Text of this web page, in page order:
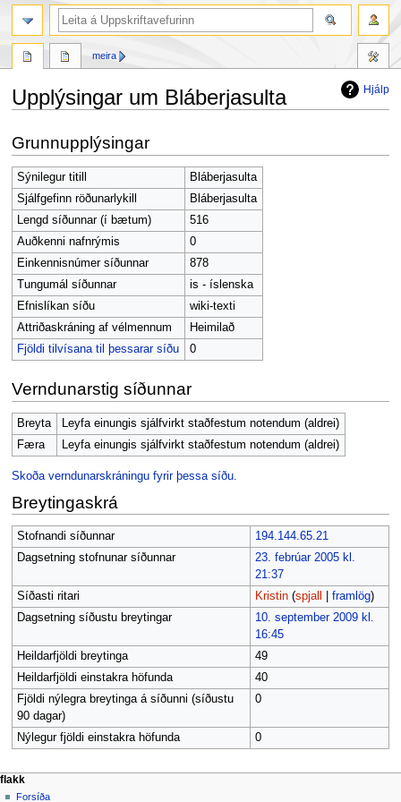
Hjálp
Upplýsingar um Bláberjasulta
í
flakk
í
leit
Grunnupplýsingar
Sýnilegur titill
Bláberjasulta
Sjálfgefinn röðunarlykill
Bláberjasulta
Lengd síðunnar (í bætum)
516
Auðkenni nafnrýmis
0
Einkennisnúmer síðunnar
878
Tungumál síðunnar
is - íslenska
Efnislíkan síðu
wiki-texti
Attriðaskráning af vélmennum
Heimilað
Fjöldi tilvísana til þessarar síðu
0
Verndunarstig síðunnar
Breyta
Leyfa einungis sjálfvirkt staðfestum notendum (aldrei)
Færa
Leyfa einungis sjálfvirkt staðfestum notendum (aldrei)
Skoða verndunarskráningu fyrir þessa síðu.
Breytingaskrá
Stofnandi síðunnar
194.144.65.21
Dagsetning stofnunar síðunnar
23. febrúar 2005 kl.
21:37
Síðasti ritari
Kristin (spjall framlög)
Dagsetning síðustu breytingar
10. september 2009 kl.
16:45
Heildarfjöldi breytinga
49
Heildarfjöldi einstakra höfunda
40
Fjöldi nýlegra breytinga á síðunni (síðustu
90 dagar)
0
Nýlegur fjöldi einstakra höfunda 0
F
aðgerðir síðu
síða
meira
persónuleg verkfæri
búa
flakk
Forsíða
leit